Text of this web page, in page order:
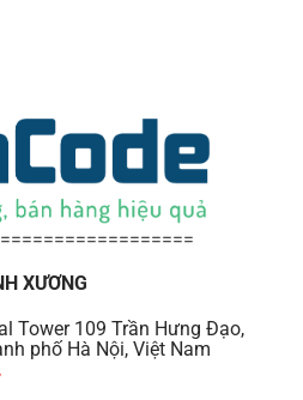
XƯƠNG
Tower 109 Trần Hưng Đạo,
phố Hà Nội, Việt Nam